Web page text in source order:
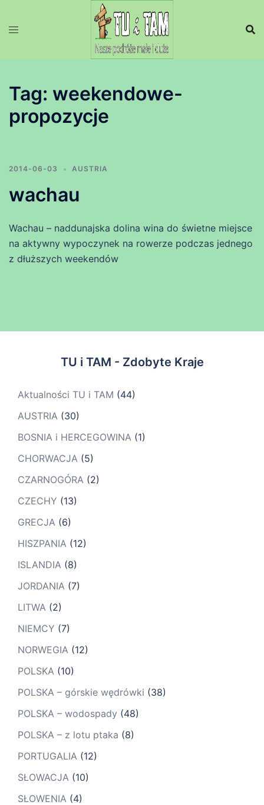
Tag: weekendowe-
propozycje
2014-06-03 AUSTRIA
wachau
Wachau – naddunajska dolina wina do świetne miejsce
na aktywny wypoczynek na rowerze podczas jednego
z dłuższych weekendów
TU i TAM - Zdobyte Kraje
Aktualności TU i TAM (44)
AUSTRIA (30)
BOSNIA i HERCEGOWINA (1)
CHORWACJA (5)
CZARNOGÓRA (2)
CZECHY (13)
GRECJA (6)
HISZPANIA (12)
ISLANDIA (8)
JORDANIA (7)
LITWA (2)
NIEMCY (7)
NORWEGIA (12)
POLSKA (10)
POLSKA – górskie wędrówki (38)
POLSKA – wodospady (48)
POLSKA – z lotu ptaka (8)
PORTUGALIA (12)
SŁOWACJA (10)
SŁOWENIA (4)